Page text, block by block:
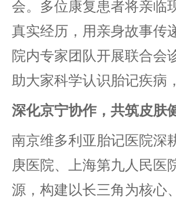
会。多位康复患者将亲临
真实经历，用亲身故事传
院内专家团队开展联合会
助大家科学认识胎记疾病
深化京宁协作，共筑皮肤
南京维多利亚胎记医院深
庚医院、上海第九人民医
源，构建以长三角为核心